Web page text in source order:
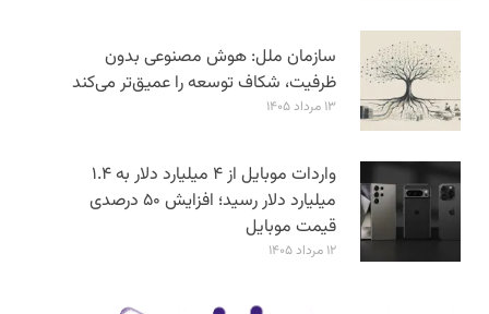
سازمان ملل: هوش مصنوعی بدون
ظرفیت، شکاف توسعه را عمیق‌تر می‌کند
۱۳ مرداد ۱۴۰۵
واردات موبایل از ۴ میلیارد دلار به ۱.۴
میلیارد دلار رسید؛ افزایش ۵۰ درصدی
قیمت موبایل
۱۲ مرداد ۱۴۰۵